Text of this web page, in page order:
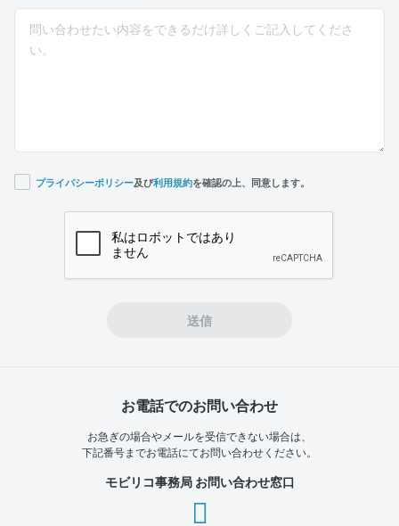
プライバシーポリシー及び利用規約を確認の上、同意します。
送信
お電話でのお問い合わせ
お急ぎの場合やメールを受信できない場合は、
下記番号までお電話にてお問い合わせください。
モビリコ事務局 お問い合わせ窓口